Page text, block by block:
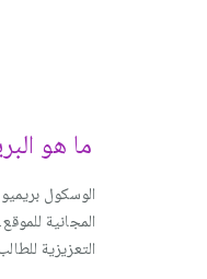
ما هو
الوسكول
المجانية
التعزيزية